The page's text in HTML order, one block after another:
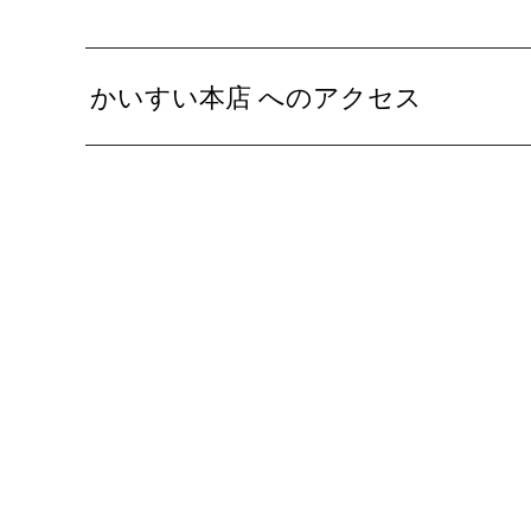
かいすい本店 へのアクセス